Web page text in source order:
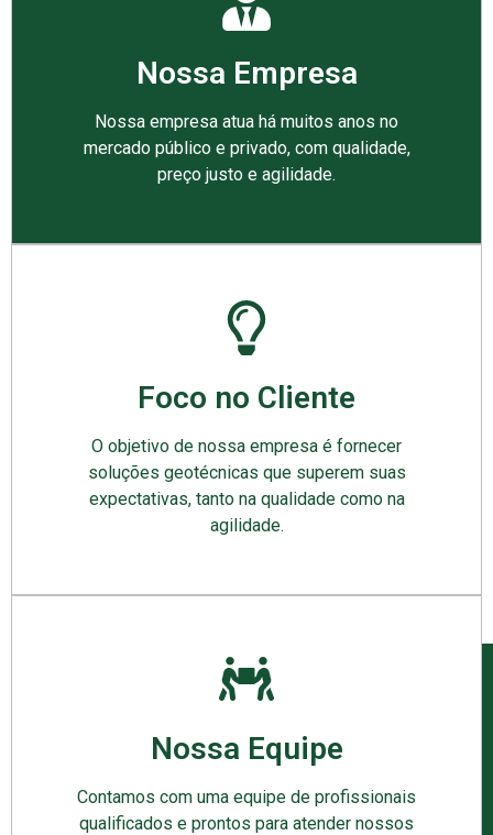
Nossa Empresa
Nossa empresa atua há muitos anos no
mercado público e privado, com qualidade,
preço justo e agilidade.
Foco no Cliente
O objetivo de nossa empresa é fornecer
soluções geotécnicas que superem suas
expectativas, tanto na qualidade como na
agilidade.
Nossa Equipe
Contamos com uma equipe de profissionais
qualificados e prontos para atender nossos